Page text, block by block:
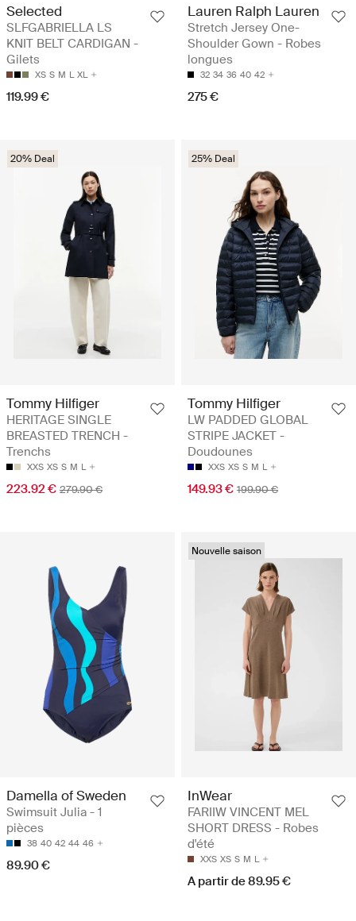
Selected
SLFGABRIELLA LS
KNIT BELT CARDIGAN -
Gilets
XS S M L XL
119.99 €
Lauren Ralph Lauren
Stretch Jersey One-
Shoulder Gown - Robes
longues
32 34 36 40 42
275 €
20% Deal
Tommy Hilfiger
HERITAGE SINGLE
BREASTED TRENCH -
Trenchs
XXS XS S M L
223.92 € 279.90 €
25% Deal
Tommy Hilfiger
LW PADDED GLOBAL
STRIPE JACKET -
Doudounes
XXS XS S M L
149.93 € 199.90 €
Damella of Sweden
Swimsuit Julia - 1
pièces
38 40 42 44 46
89.90 €
Nouvelle saison
InWear
FARIIW VINCENT MEL
SHORT DRESS - Robes
d'été
XXS XS S M L
A partir de 89.95 €